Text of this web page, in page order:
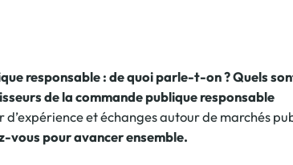
Offre spéciale
Vos services enrichis
responsable : de quoi parle-t-on ? Quels
de la commande publique responsable
d’expérience et échanges autour de marchés
vous pour avancer ensemble.